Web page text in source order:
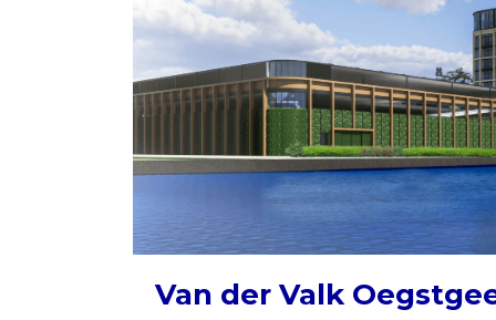
Van der Valk